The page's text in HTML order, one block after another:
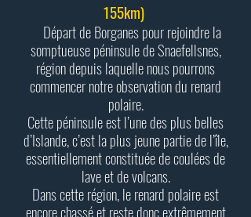
155km)
Départ de Borganes pour rejoindre la
somptueuse péninsule de Snaefellsnes,
région depuis laquelle nous pourrons
commencer notre observation du renard
polaire.
Cette péninsule est l’une des plus belles
d’Islande, c’est la plus jeune partie de l’île,
essentiellement constituée de coulées de
lave et de volcans.
Dans cette région, le renard polaire est
encore chassé et reste donc extrêmement